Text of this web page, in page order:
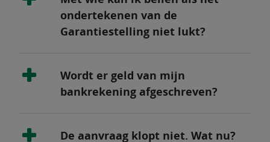
ondertekenen van de
Garantiestelling niet lukt?
Wordt er geld van mijn
bankrekening afgeschreven?
De aanvraag klopt niet. Wat nu?